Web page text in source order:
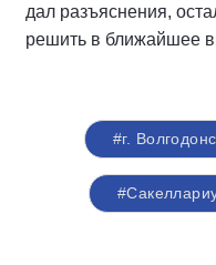
дал разъяснения,
решить в ближайшее
#г.